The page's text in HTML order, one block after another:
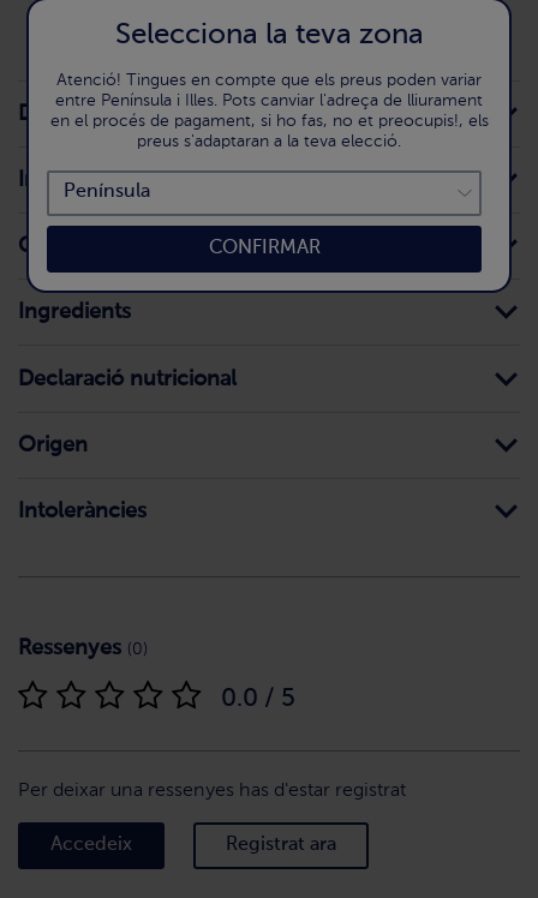
Detall del producte
Informació per al consumidor
Conservació domèstica
Ingredients
Declaració nutricional
Origen
Intoleràncies
Ressenyes (0)
0.0 / 5
Per deixar una ressenyes has d'estar registrat
Accedeix Registrat ara
Selecciona la teva zona
Atenció! Tingues en compte que els preus poden variar
entre Península i Illes. Pots canviar l'adreça de lliurament
en el procés de pagament, si ho fas, no et preocupis!, els
preus s'adaptaran a la teva elecció.
CONFIRMAR